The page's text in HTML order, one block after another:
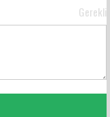
Gerekli